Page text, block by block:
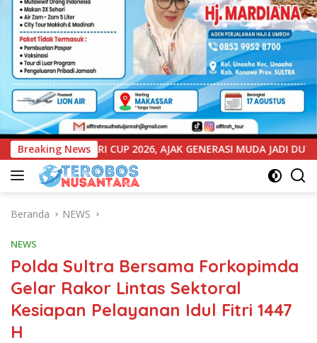
Breaking NewsMUDA JADI DUTA KAMTIBMAS DAN AKTIF LAPORKAN
Beranda NEWS
NEWS
Polda Sultra Bersama Forkopimda
Gelar Rakor Lintas Sektoral
Kesiapan Pelayanan Idul Fitri 1447
H